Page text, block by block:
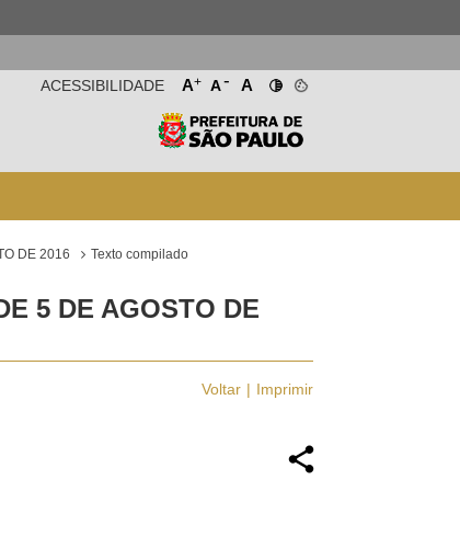
A+ A- A
ACESSIBILIDADE
DE 2016 Texto compilado
5 DE AGOSTO DE
Voltar Imprimir